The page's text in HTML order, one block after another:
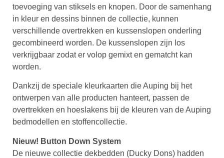
toevoeging van stiksels en knopen. Door de samenhang
in kleur en dessins binnen de collectie, kunnen
verschillende overtrekken en kussenslopen onderling
gecombineerd worden. De kussenslopen zijn los
verkrijgbaar zodat er volop gemixt en gematcht kan
worden.
Dankzij de speciale kleurkaarten die Auping bij het
ontwerpen van alle producten hanteert, passen de
overtrekken en hoeslakens bij de kleuren van de Auping
bedmodellen en stoffencollectie.
Nieuw! Button Down System
De nieuwe collectie dekbedden (Ducky Dons) hadden